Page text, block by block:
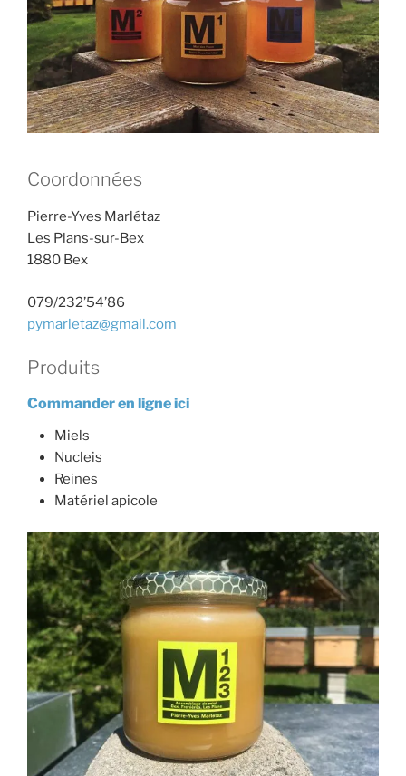
Coordonnées
Pierre-Yves Marlétaz
Les Plans-sur-Bex
1880 Bex
079/232’54’86
pymarletaz@gmail.com
Produits
Commander en ligne ici
Miels
Nucleis
Reines
Matériel apicole